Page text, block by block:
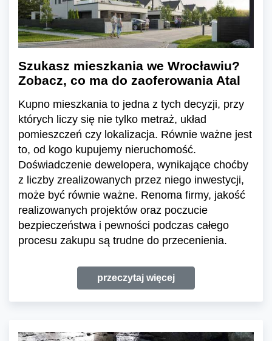
Szukasz mieszkania we Wrocławiu?
Zobacz, co ma do zaoferowania Atal
Kupno mieszkania to jedna z tych decyzji, przy
których liczy się nie tylko metraż, układ
pomieszczeń czy lokalizacja. Równie ważne jest
to, od kogo kupujemy nieruchomość.
Doświadczenie dewelopera, wynikające choćby
z liczby zrealizowanych przez niego inwestycji,
może być równie ważne. Renoma firmy, jakość
realizowanych projektów oraz poczucie
bezpieczeństwa i pewności podczas całego
procesu zakupu są trudne do przecenienia.
przeczytaj więcej